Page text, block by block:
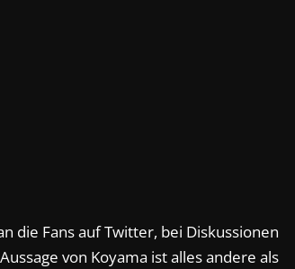
die Fans auf Twitter, bei Diskussionen
von Koyama ist alles andere als